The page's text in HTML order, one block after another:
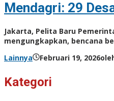
Mendagri: 29
Jakarta, Pelita Baru
mengungkapkan, bencana
Lainnya
Februari 19, 2026
Kategori